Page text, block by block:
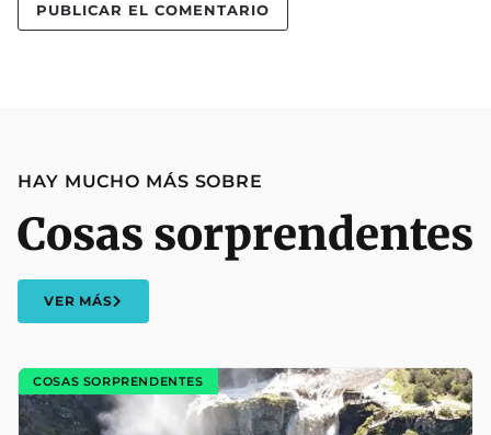
HAY MUCHO MÁS SOBRE
Cosas sorprendentes
VER MÁS
COSAS SORPRENDENTES